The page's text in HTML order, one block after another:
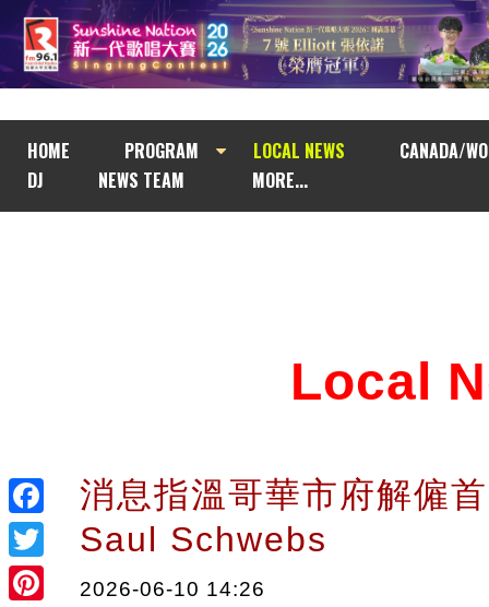
HOME PROGRAM LOCAL NEWS
CANADA/
DJ
NEWS TEAM MORE...
Facebook
Twitter
Local
消息指溫哥華市府解僱
Saul Schwebs
2026-06-10 14:26